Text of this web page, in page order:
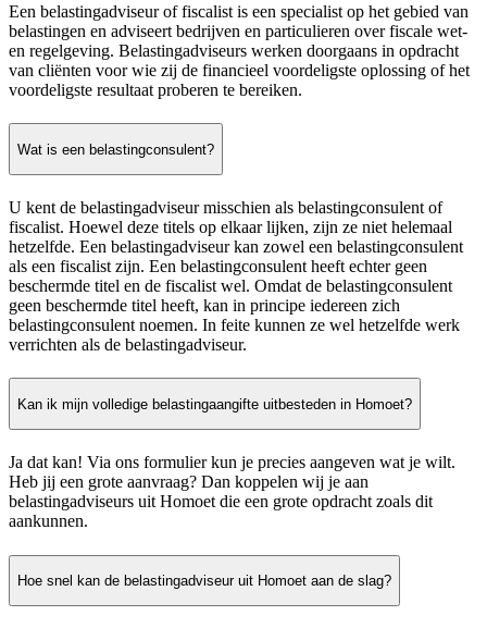
Een belastingadviseur of fiscalist is een specialist op het gebied van
belastingen en adviseert bedrijven en particulieren over fiscale wet-
en regelgeving. Belastingadviseurs werken doorgaans in opdracht
van cliënten voor wie zij de financieel voordeligste oplossing of het
voordeligste resultaat proberen te bereiken.
Wat is een belastingconsulent?
U kent de belastingadviseur misschien als belastingconsulent of
fiscalist. Hoewel deze titels op elkaar lijken, zijn ze niet helemaal
hetzelfde. Een belastingadviseur kan zowel een belastingconsulent
als een fiscalist zijn. Een belastingconsulent heeft echter geen
beschermde titel en de fiscalist wel. Omdat de belastingconsulent
geen beschermde titel heeft, kan in principe iedereen zich
belastingconsulent noemen. In feite kunnen ze wel hetzelfde werk
verrichten als de belastingadviseur.
Kan ik mijn volledige belastingaangifte uitbesteden in Homoet?
Ja dat kan! Via ons formulier kun je precies aangeven wat je wilt.
Heb jij een grote aanvraag? Dan koppelen wij je aan
belastingadviseurs uit Homoet die een grote opdracht zoals dit
aankunnen.
Hoe snel kan de belastingadviseur uit Homoet aan de slag?